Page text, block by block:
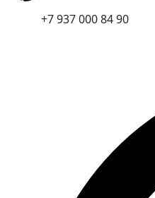
+7 937 000 84 90